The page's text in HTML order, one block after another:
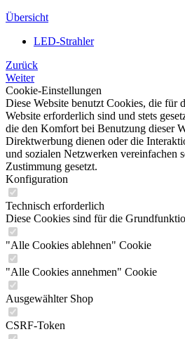
Übersicht
LED-Strahler
Zurück
Weiter
Cookie-Einstellungen
Diese Website benutzt Cookies, die für
Website erforderlich sind und stets
die den Komfort bei Benutzung dieser
Direktwerbung dienen oder die
und sozialen Netzwerken vereinfachen
Zustimmung gesetzt.
Konfiguration
Technisch erforderlich
Diese Cookies sind für die
"Alle Cookies ablehnen" Cookie
"Alle Cookies annehmen" Cookie
Ausgewählter Shop
CSRF-Token